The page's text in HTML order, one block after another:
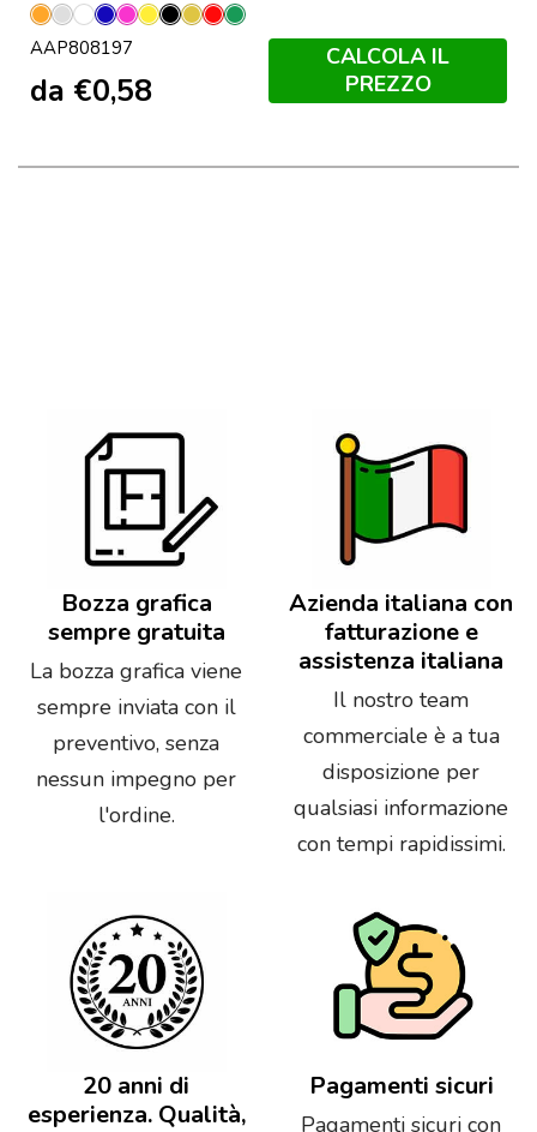
Arancione
Argento
Bianco
BluFucsia
Giallo
Nero
OroRossoVerde
AAP808197
da €0,58
CALCOLA IL
PREZZO
Bozza grafica
sempre gratuita
La bozza grafica viene
sempre inviata con il
preventivo, senza
nessun impegno per
l'ordine.
Azienda italiana con
fatturazione e
assistenza italiana
Il nostro team
commerciale è a tua
disposizione per
qualsiasi informazione
con tempi rapidissimi.
20 anni di
esperienza. Qualità,
Pagamenti sicuri
Pagamenti sicuri con